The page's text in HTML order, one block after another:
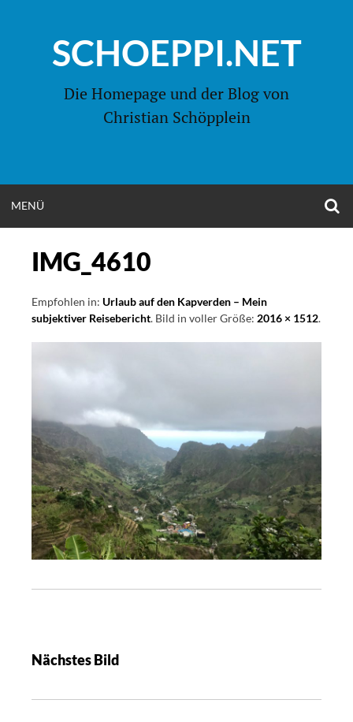
springenSCHOEPPI.NET
Die Homepage und der Blog von
Christian Schöpplein
MENÜ
IMG_4610
Empfohlen in: Urlaub auf den Kapverden – Mein
subjektiver Reisebericht. Bild in voller Größe: 2016 × 1512.
Nächstes Bild